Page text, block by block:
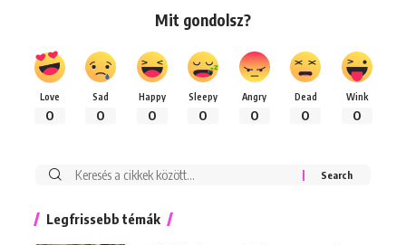
Mit gondolsz?
Love
0
Sad
0
Happy
0
Sleepy
0
Angry
0
Dead
0
Wink
0
Keresés:
Legfrissebb témák